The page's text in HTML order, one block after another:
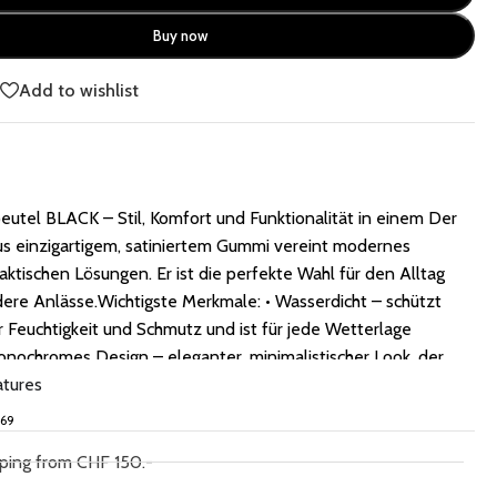
Buy now
Add to wishlist
BLACK – Stil, Komfort und Funktionalität in einem Der
einzigartigem, satiniertem Gummi vereint modernes
Lösungen. Er ist die perfekte Wahl für den Alltag
Anlässe.Wichtigste Merkmale: • Wasserdicht – schützt
Feuchtigkeit und Schmutz und ist für jede Wetterlage
Design – eleganter, minimalistischer Look, der
passt. • Drei Tragevarianten – kann als Rucksack getragen,
oder am Kinderwagen befestigt werden. Der
sind. • Durchdachte Organisation – zwei
from CHF 150.-